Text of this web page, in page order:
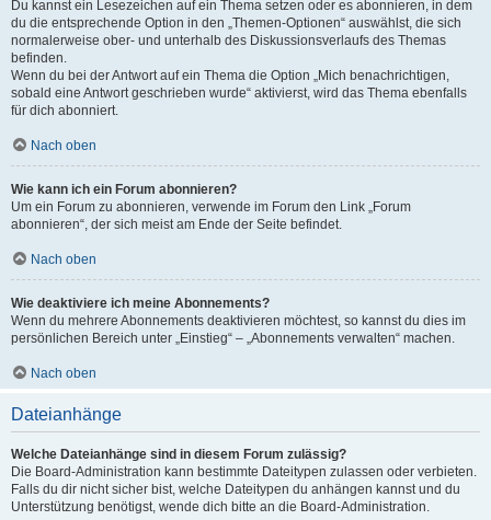
Du kannst ein Lesezeichen auf ein Thema setzen oder es abonnieren, in dem
du die entsprechende Option in den „Themen-Optionen“ auswählst, die sich
normalerweise ober- und unterhalb des Diskussionsverlaufs des Themas
befinden.
Wenn du bei der Antwort auf ein Thema die Option „Mich benachrichtigen,
sobald eine Antwort geschrieben wurde“ aktivierst, wird das Thema ebenfalls
für dich abonniert.
Nach oben
Wie kann ich ein Forum abonnieren?
Um ein Forum zu abonnieren, verwende im Forum den Link „Forum
abonnieren“, der sich meist am Ende der Seite befindet.
Nach oben
Wie deaktiviere ich meine Abonnements?
Wenn du mehrere Abonnements deaktivieren möchtest, so kannst du dies im
persönlichen Bereich unter „Einstieg“ – „Abonnements verwalten“ machen.
Nach oben
Dateianhänge
Welche Dateianhänge sind in diesem Forum zulässig?
Die Board-Administration kann bestimmte Dateitypen zulassen oder verbieten.
Falls du dir nicht sicher bist, welche Dateitypen du anhängen kannst und du
Unterstützung benötigst, wende dich bitte an die Board-Administration.